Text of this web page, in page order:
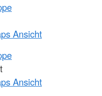
Ansicht
Ansicht